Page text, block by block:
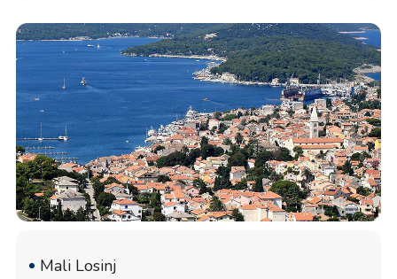
Mali Losinj